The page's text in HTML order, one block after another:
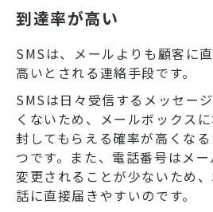
到達率が高い
SMSは、メールよりも顧客に
高いとされる連絡手段です。
SMSは日々受信するメッセー
くないため、メールボックス
封してもらえる確率が高くな
つです。また、電話番号はメ
変更されることが少ないため
話に直接届きやすいのです。